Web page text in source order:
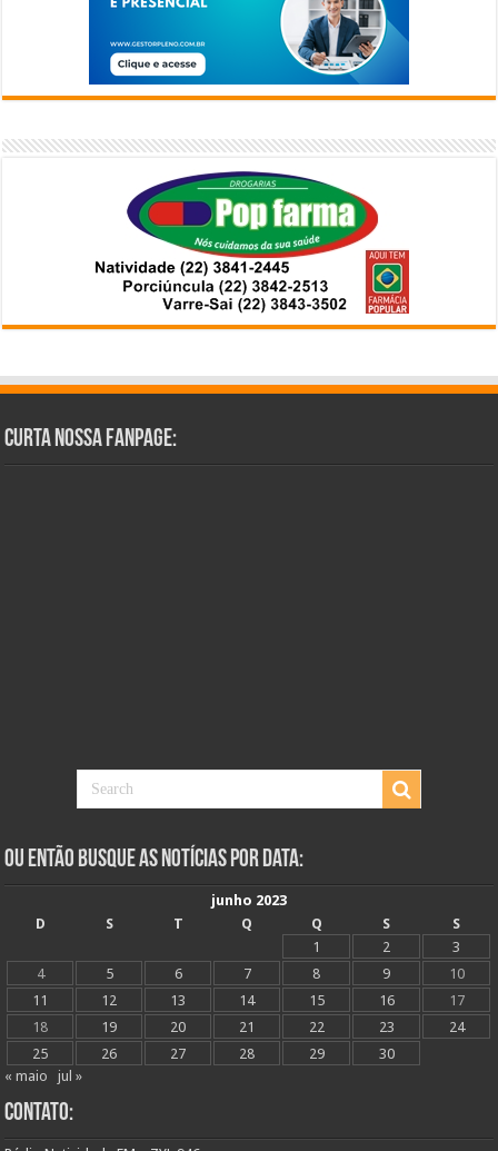
Curta Nossa Fanpage:
Ou Então Busque as Notícias Por Data:
junho 2023
D
S T Q Q S
S
1
2
3
4
5 6 7 8 9
10
11
12 13 14 15 16
17
18
19 20 21 22 23
24
25
26 27 28 29
30
« maio
jul »
Contato: